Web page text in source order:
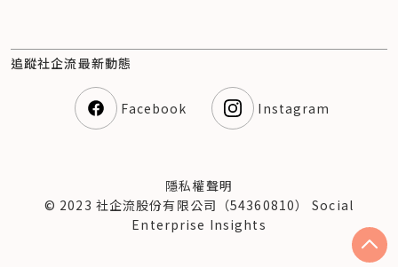
追蹤社企流最新動態
Facebook Instagram
隱私權聲明
© 2023 社企流股份有限公司（54360810） Social
Enterprise Insights